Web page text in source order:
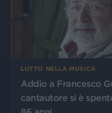
LUTTO NELLA MUSICA
Addio a Francesco
cantautore si è